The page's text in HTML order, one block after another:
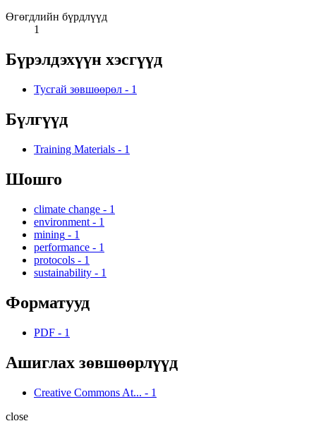
Өгөгдлийн бүрдлүүд
1
Бүрэлдэхүүн хэсгүүд
Тусгай зөвшөөрөл - 1
Бүлгүүд
Training Materials - 1
Шошго
climate change - 1
environment - 1
mining - 1
performance - 1
protocols - 1
sustainability - 1
Форматууд
PDF - 1
Ашиглах зөвшөөрлүүд
Creative Commons At... - 1
close